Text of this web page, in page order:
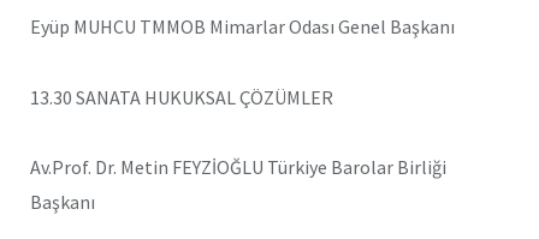
Eyüp MUHCU TMMOB Mimarlar Odası Genel Başkanı
13.30 SANATA HUKUKSAL ÇÖZÜMLER
Av.Prof. Dr. Metin FEYZİOĞLU Türkiye Barolar Birliği
Başkanı